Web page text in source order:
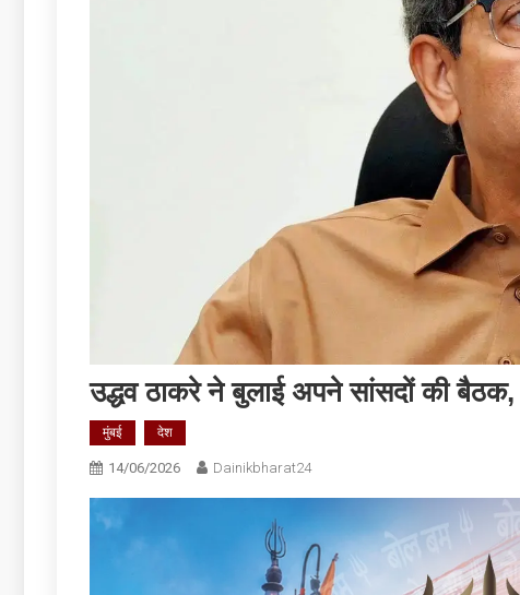
उद्धव ठाकरे ने बुलाई अपने सांसदों की
मुंबई देश
14/06/2026 Dainikbharat24